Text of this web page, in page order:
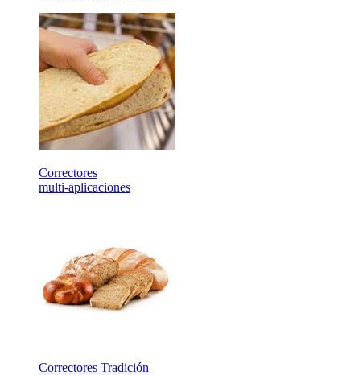
Correctores
multi-aplicaciones
Correctores Tradición